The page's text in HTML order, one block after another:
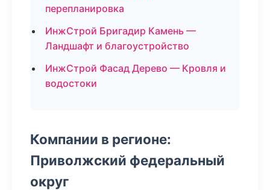
перепланировка
ИнжСтрой Бригадир Камень —
Ландшафт и благоустройство
ИнжСтрой Фасад Дерево — Кровля и
водостоки
Компании в регионе:
Приволжский федеральный
округ